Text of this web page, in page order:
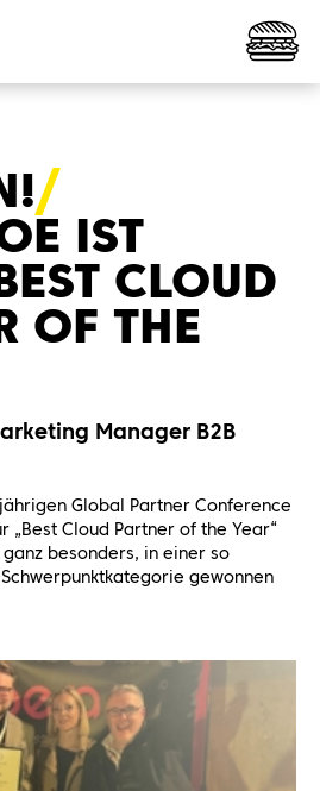
IST
CLOUD
OF THE
Manager B2B
Global Partner Conference
„Best Cloud Partner of the Year“
besonders, in einer so
gewonnen